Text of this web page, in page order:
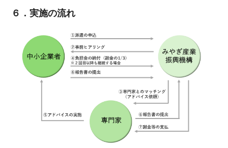
６．実施の流れ